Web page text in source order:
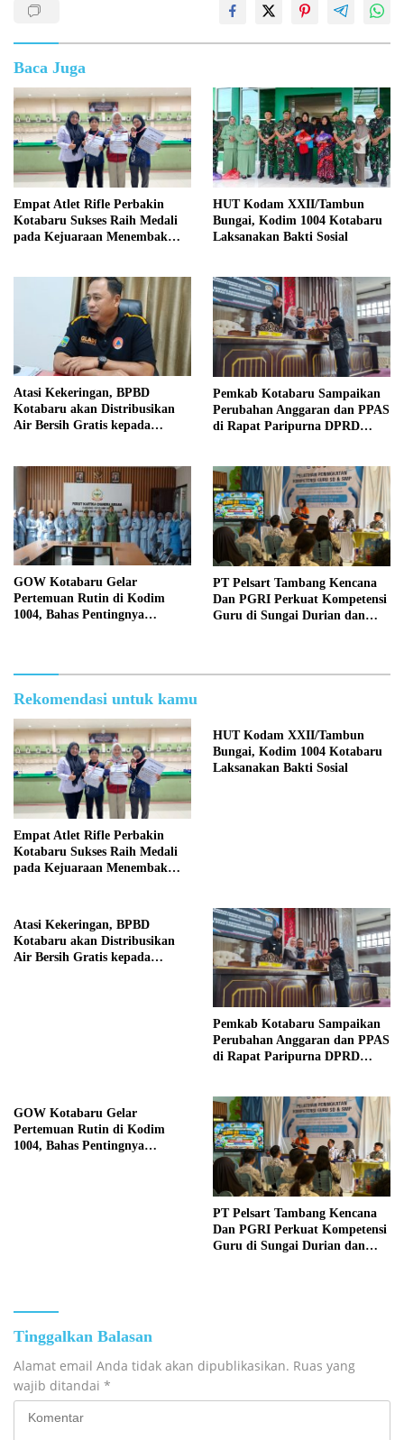
Baca Juga
Empat Atlet Rifle Perbakin
Kotabaru Sukses Raih Medali
pada Kejuaraan Menembak
HUT Kodam XXII/Tambun
Bungai, Kodim 1004 Kotabaru
Laksanakan Bakti Sosial
Atasi Kekeringan, BPBD
Kotabaru akan Distribusikan
Air Bersih Gratis kepada
Pemkab Kotabaru Sampaikan
Perubahan Anggaran dan PPAS
di Rapat Paripurna DPRD
GOW Kotabaru Gelar
Pertemuan Rutin di Kodim
1004, Bahas Pentingnya
PT Pelsart Tambang Kencana
Dan PGRI Perkuat Kompetensi
Guru di Sungai Durian dan
Rekomendasi untuk kamu
Empat Atlet Rifle Perbakin
Kotabaru Sukses Raih Medali
pada Kejuaraan Menembak
HUT Kodam XXII/Tambun
Bungai, Kodim 1004 Kotabaru
Laksanakan Bakti Sosial
Atasi Kekeringan, BPBD
Kotabaru akan Distribusikan
Air Bersih Gratis kepada
Pemkab Kotabaru Sampaikan
Perubahan Anggaran dan PPAS
di Rapat Paripurna DPRD
GOW Kotabaru Gelar
Pertemuan Rutin di Kodim
1004, Bahas Pentingnya
PT Pelsart Tambang Kencana
Dan PGRI Perkuat Kompetensi
Guru di Sungai Durian dan
Tinggalkan Balasan
Alamat email Anda tidak akan dipublikasikan. Ruas yang
wajib ditandai *